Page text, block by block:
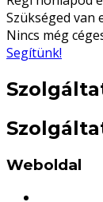
Szükséged van
Nincs még
Segítünk!
Weboldal